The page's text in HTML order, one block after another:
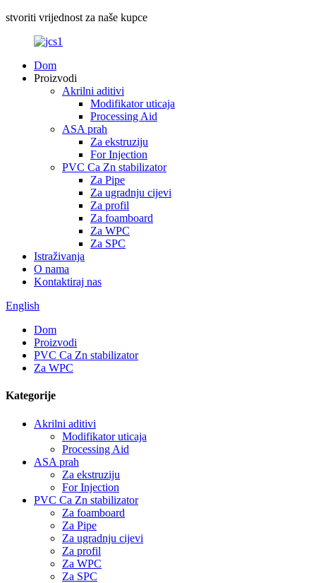
stvoriti vrijednost za naše kupce
Dom
Proizvodi
Akrilni aditivi
Modifikator uticaja
Processing Aid
ASA prah
Za ekstruziju
For Injection
PVC Ca Zn stabilizator
Za Pipe
Za ugradnju cijevi
Za profil
Za foamboard
Za WPC
Za SPC
Istraživanja
O nama
Kontaktiraj nas
English
Dom
Proizvodi
PVC Ca Zn stabilizator
Za WPC
Kategorije
Akrilni aditivi
Modifikator uticaja
Processing Aid
ASA prah
Za ekstruziju
For Injection
PVC Ca Zn stabilizator
Za foamboard
Za Pipe
Za ugradnju cijevi
Za profil
Za WPC
Za SPC